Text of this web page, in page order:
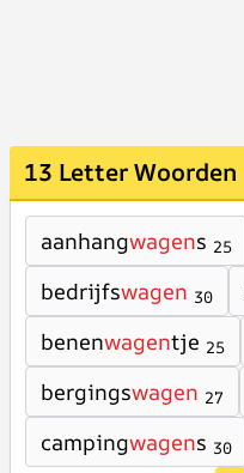
13 Letter Woorden
aanhangwagens 25
bedrijfswagen 30
benenwagentje 25
bergingswagen 27
campingwagens 30